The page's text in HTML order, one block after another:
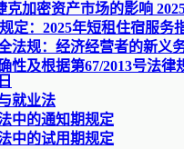
加密资产市场的影响
定：2025年短租住宿服务
法规：经济经营者的新义
性及根据第67/2013号法律
就业法
中的通知期规定
中的试用期规定